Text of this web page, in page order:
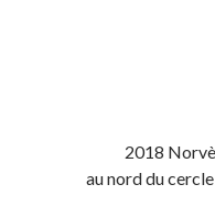
2018
au nord du